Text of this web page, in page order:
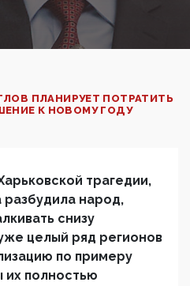
ПЛАНИРУЕТ ПОТРАТИТЬ
К НОВОМУ ГОДУ
трагедии,
разбудила народ,
снизу
целый ряд регионов
по примеру
их полностью